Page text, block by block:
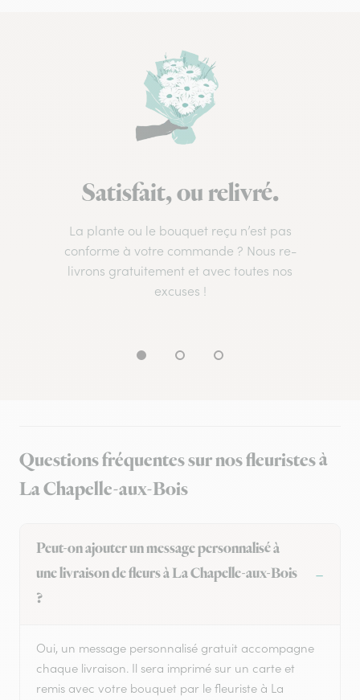
Satisfait, ou relivré.
La plante ou le bouquet reçu n’est pas
conforme à votre commande ? Nous re-
livrons gratuitement et avec toutes nos
excuses !
Questions fréquentes sur nos fleuristes à
La Chapelle-aux-Bois
Peut-on ajouter un message personnalisé à
une livraison de fleurs à La Chapelle-aux-Bois
?
Oui, un message personnalisé gratuit accompagne
chaque livraison. Il sera imprimé sur un carte et
remis avec votre bouquet par le fleuriste à La